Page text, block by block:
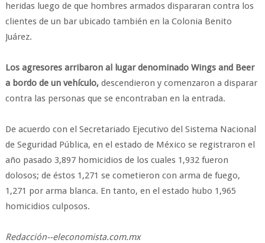
heridas luego de que hombres armados dispararan contra los
clientes de un bar ubicado también en la Colonia Benito
Juárez.
Los agresores arribaron al lugar denominado Wings and Beer
a bordo de un vehículo, descendieron y comenzaron a disparar
contra las personas que se encontraban en la entrada.
De acuerdo con el Secretariado Ejecutivo del Sistema Nacional
de Seguridad Pública, en el estado de México se registraron el
año pasado 3,897 homicidios de los cuales 1,932 fueron
dolosos; de éstos 1,271 se cometieron con arma de fuego,
1,271 por arma blanca. En tanto, en el estado hubo 1,965
homicidios culposos.
Redacción--eleconomista.com.mx